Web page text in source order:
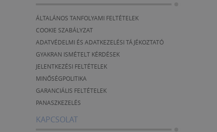
ÁLTALÁNOS TANFOLYAMI FELTÉTELEK
COOKIE SZABÁLYZAT
ADATVÉDELMI ÉS ADATKEZELÉSI TÁJÉKOZTATÓ
GYAKRAN ISMÉTELT KÉRDÉSEK
JELENTKEZÉSI FELTÉTELEK
MINŐSÉGPOLITIKA
GARANCIÁLIS FELTÉTELEK
PANASZKEZELÉS
KAPCSOLAT